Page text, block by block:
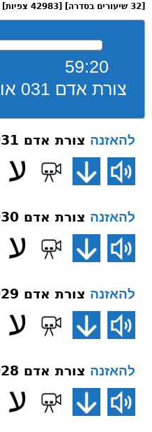
59:20
צורת אדם 031 אוזן נקב שבאוזן
להאזנה צורת אדם 031 אוזן נקב שבאוזן
להאזנה צורת אדם 030 אוזן-תנוך
להאזנה צורת אדם 029 אוזן-אליה
להאזנה צורת אדם 028 גלגל העין